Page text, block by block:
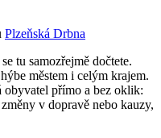
Plzeňská Drbna
tu samozřejmě dočtete.
městem i celým krajem.
obyvatel přímo a bez oklik:
v dopravě nebo kauzy,